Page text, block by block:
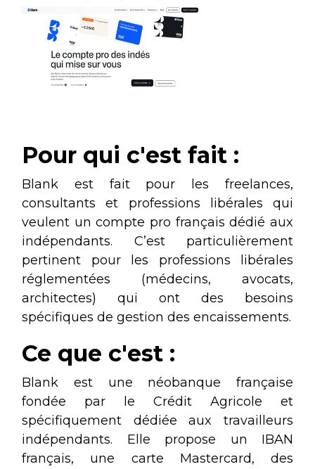
Pour qui c'est fait :
Blank est fait pour les freelances,
consultants et professions libérales qui
veulent un compte pro français dédié aux
indépendants. C’est particulièrement
pertinent pour les professions libérales
réglementées (médecins, avocats,
architectes) qui ont des besoins
spécifiques de gestion des encaissements.
Ce que c'est :
Blank est une néobanque française
fondée par le Crédit Agricole et
spécifiquement dédiée aux travailleurs
indépendants. Elle propose un IBAN
français, une carte Mastercard, des